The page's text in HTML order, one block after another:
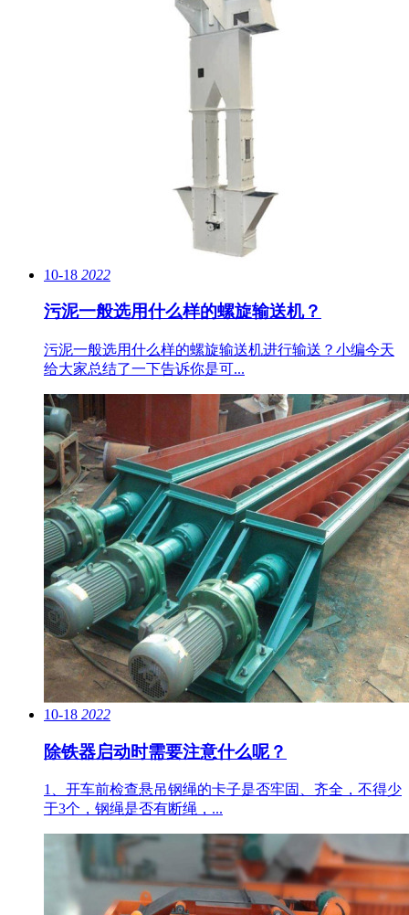
10-18 2022
污泥一般选用什么样的螺旋输送机？
污泥一般选用什么样的螺旋输送机进行输送？小编今天
给大家总结了一下告诉你是可...
10-18 2022
除铁器启动时需要注意什么呢？
1、开车前检查悬吊钢绳的卡子是否牢固、齐全，不得少
于3个，钢绳是否有断绳，...